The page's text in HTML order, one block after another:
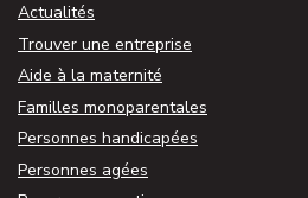
Actualités
Trouver une entreprise
Aide à la maternité
Familles monoparentales
Personnes handicapées
Personnes agées